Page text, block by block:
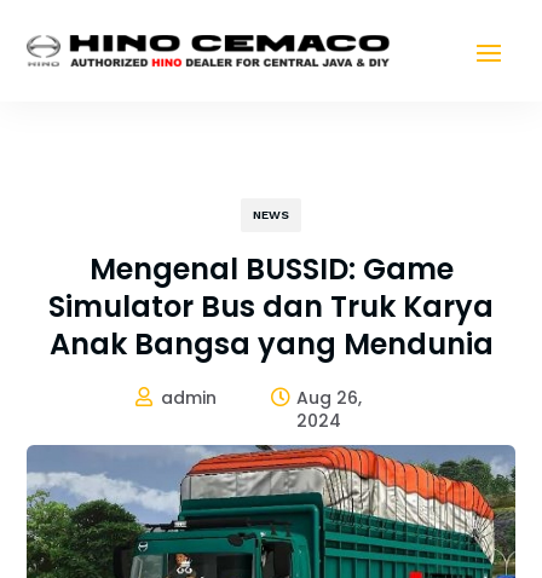
NEWS
Mengenal BUSSID: Game
Simulator Bus dan Truk Karya
Anak Bangsa yang Mendunia
 admin  Aug 26,
2024